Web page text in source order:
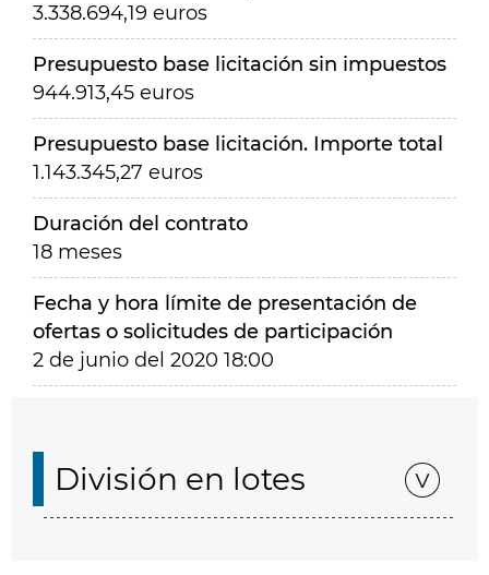
3.338.694,19 euros
Presupuesto base licitación sin impuestos
944.913,45 euros
Presupuesto base licitación. Importe total
1.143.345,27 euros
Duración del contrato
18 meses
Fecha y hora límite de presentación de
ofertas o solicitudes de participación
2 de junio del 2020 18:00
División en lotes